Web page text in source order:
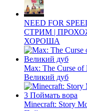
NEED FOR
СТРИМ |
ХОРОША
Max: The Curse
Великий дуб
Minecraft: Story